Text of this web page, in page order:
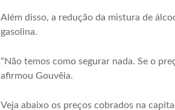
Além disso, a redução da mistura de
gasolina.
“Não temos como segurar nada. Se o
afirmou Gouvêia.
Veja abaixo os preços cobrados na